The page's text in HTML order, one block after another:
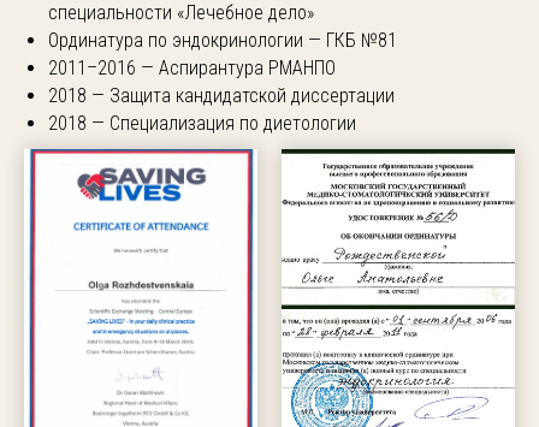
специальности «Лечебное дело»
Ординатура по эндокринологии — ГКБ №81
2011–2016 — Аспирантура РМАНПО
2018 — Защита кандидатской диссертации
2018 — Специализация по диетологии